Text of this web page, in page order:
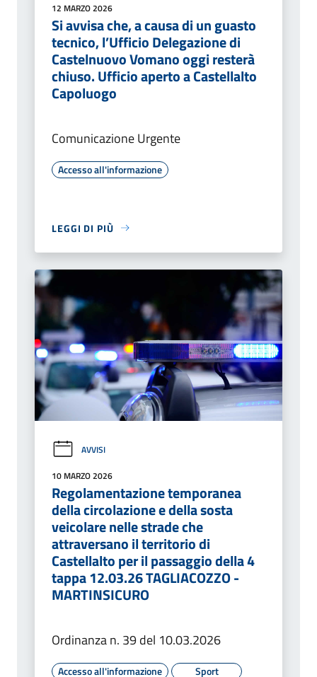
12 MARZO 2026
Si avvisa che, a causa di un guasto
tecnico, l’Ufficio Delegazione di
Castelnuovo Vomano oggi resterà
chiuso. Ufficio aperto a Castellalto
Capoluogo
Comunicazione Urgente
Accesso all'informazione
LEGGI DI PIÙ
AVVISI
10 MARZO 2026
Regolamentazione temporanea
della circolazione e della sosta
veicolare nelle strade che
attraversano il territorio di
Castellalto per il passaggio della 4
tappa 12.03.26 TAGLIACOZZO -
MARTINSICURO
Ordinanza n. 39 del 10.03.2026
Accesso all'informazione Sport